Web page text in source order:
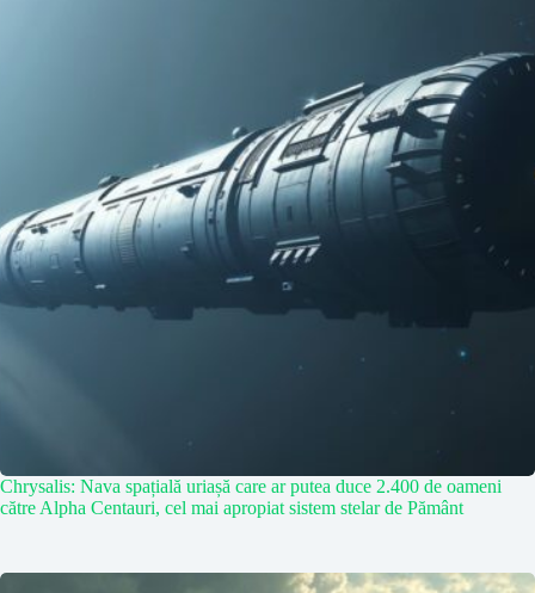
Chrysalis: Nava spațială uriașă care ar putea duce 2.400 de oameni
către Alpha Centauri, cel mai apropiat sistem stelar de Pământ